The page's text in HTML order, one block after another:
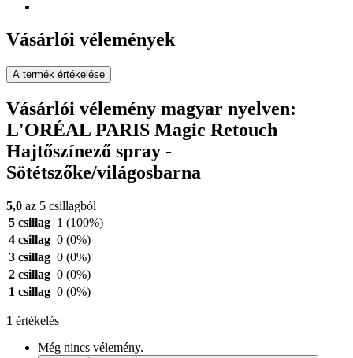
Vásárlói vélemények
A termék értékelése
Vásárlói vélemény magyar nyelven:
L'ORÉAL PARIS Magic Retouch
Hajtőszínező spray -
Sötétszőke/világosbarna
5,0 az 5 csillagból
5 csillag 1 (100%)
4 csillag 0 (0%)
3 csillag 0 (0%)
2 csillag 0 (0%)
1 csillag 0 (0%)
1 értékelés
Még nincs vélemény.